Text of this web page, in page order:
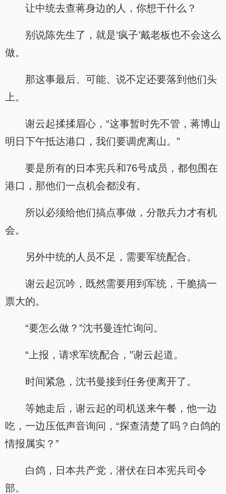
让中统去查蒋身边的人，你想干什么？
别说陈先生了，就是‘疯子’戴老板也不会这么
做。
那这事最后、可能、说不定还要落到他们头
上。
谢云起揉揉眉心，“这事暂时先不管，蒋博山
明日下午抵达港口，我们要调虎离山。”
要是所有的日本宪兵和76号成员，都包围在
港口，那他们一点机会都没有。
所以必须给他们搞点事做，分散兵力才有机
会。
另外中统的人员不足，需要军统配合。
谢云起沉吟，既然需要用到军统，干脆搞一
票大的。
“要怎么做？”沈书曼连忙询问。
“上报，请求军统配合，”谢云起道。
时间紧急，沈书曼接到任务便离开了。
等她走后，谢云起的司机送来午餐，他一边
吃，一边压低声音询问，“探查清楚了吗？白鸽的
情报属实？”
白鸽，日本共产党，潜伏在日本宪兵司令
部。